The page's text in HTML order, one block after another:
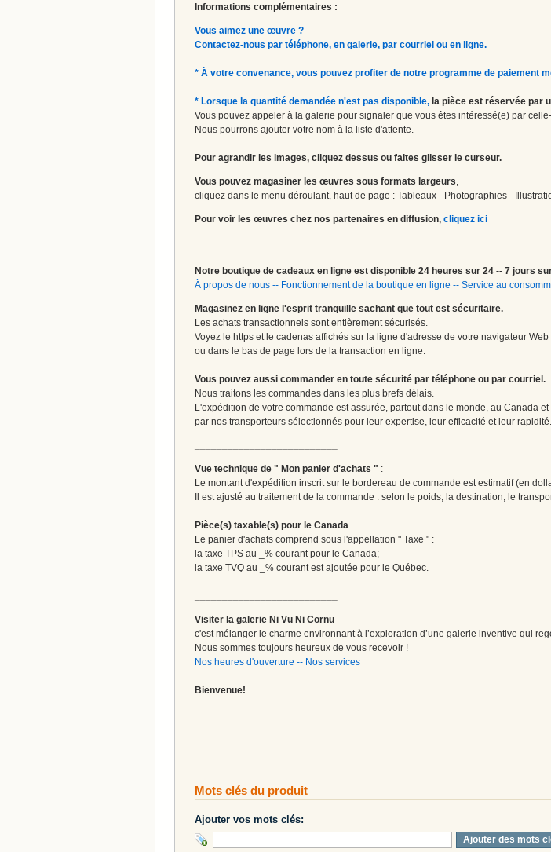
Informations complémentaires :
Vous aimez une œuvre ?
Contactez-nous par téléphone, en galerie, par courriel ou en ligne.
* À votre convenance, vous pouvez profiter de notre programme de paiement
* Lorsque la quantité demandée n'est pas disponible, la pièce est réservée par
Vous pouvez appeler à la galerie pour signaler que vous êtes intéressé(e) par
Nous pourrons ajouter votre nom à la liste d'attente.
Pour agrandir les images, cliquez dessus ou faites glisser le curseur.
Vous pouvez magasiner les œuvres sous formats largeurs,
cliquez dans le menu déroulant, haut de page : Tableaux - Photographies -
Pour voir les œuvres chez nos partenaires en diffusion, cliquez ici
Notre boutique de cadeaux en ligne est disponible 24 heures sur 24 -- 7 jours
À propos de nous -- Fonctionnement de la boutique en ligne -- Service au
Magasinez en ligne l'esprit tranquille sachant que tout est sécuritaire.
Les achats transactionnels sont entièrement sécurisés.
Voyez le https et le cadenas affichés sur la ligne d'adresse de votre navigateur Web
ou dans le bas de page lors de la transaction en ligne.
Vous pouvez aussi commander en toute sécurité par téléphone ou par courriel.
Nous traitons les commandes dans les plus brefs délais.
L'expédition de votre commande est assurée, partout dans le monde, au Canada
par nos transporteurs sélectionnés pour leur expertise, leur efficacité et leur rapidité.
Vue technique de " Mon panier d'achats " :
Le montant d'expédition inscrit sur le bordereau de commande est estimatif (en
Il est ajusté au traitement de la commande : selon le poids, la destination, le
Pièce(s) taxable(s) pour le Canada
Le panier d'achats comprend sous l'appellation " Taxe " :
la taxe TPS au _% courant pour le Canada;
la taxe TVQ au _% courant est ajoutée pour le Québec.
Visiter la galerie Ni Vu Ni Cornu
c'est mélanger le charme environnant à l’exploration d’une galerie inventive qui
Nous sommes toujours heureux de vous recevoir !
Nos heures d'ouverture -- Nos services
Bienvenue!
Mots clés du produit
Ajouter vos mots clés:
Ajouter des mots